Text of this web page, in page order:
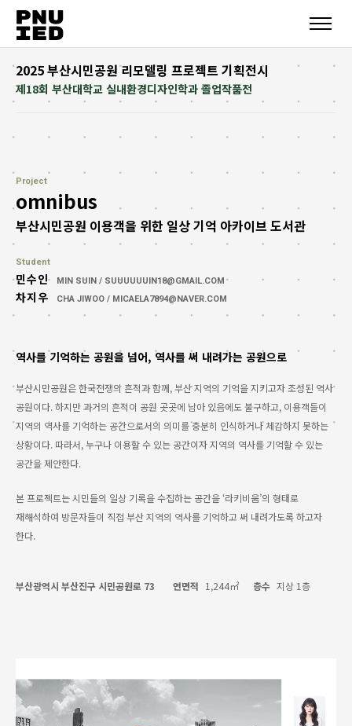
2025 부산시민공원 리모델링 프로젝트 기획전시
제18회 부산대학교 실내환경디자인학과 졸업작품전
Project
omnibus
부산시민공원 이용객을 위한 일상 기억 아카이브 도서관
Student
민수인 MIN SUIN / SUUUUUUIN18@GMAIL.COM
차지우 CHA JIWOO / MICAELA7894@NAVER.COM
역사를 기억하는 공원을 넘어, 역사를 써 내려가는 공원으로
부산시민공원은 한국전쟁의 흔적과 함께, 부산 지역의 기억을 지키고자 조성된 역사
공원이다. 하지만 과거의 흔적이 공원 곳곳에 남아 있음에도 불구하고, 이용객들이
지역의 역사를 기억하는 공간으로서의 의미를 충분히 인식하거나 체감하지 못하는
상황이다. 따라서, 누구나 이용할 수 있는 공간이자 지역의 역사를 기억할 수 있는
공간을 제안한다.
본 프로젝트는 시민들의 일상 기록을 수집하는 공간을 ‘라키비움’의 형태로
재해석하여 방문자들이 직접 부산 지역의 역사를 기억하고 써 내려가도록 하고자
한다.
부산광역시 부산진구 시민공원로 73 연면적 1,244㎡ 층수 지상 1층